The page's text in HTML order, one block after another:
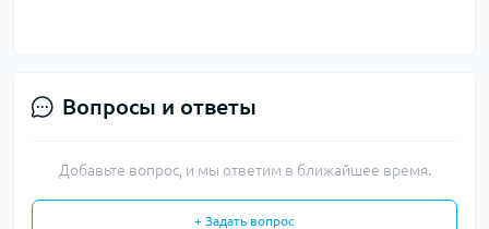
Вопросы и ответы
Добавьте вопрос, и мы ответим в ближайшее время.
+ Задать вопрос